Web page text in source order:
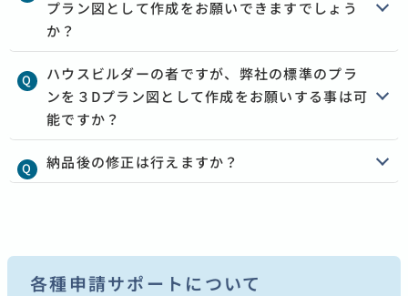
プラン図として作成をお願いできますでしょう
か？
ハウスビルダーの者ですが、弊社の標準のプラ
ンを３Dプラン図として作成をお願いする事は可
能ですか？
納品後の修正は行えますか？
各種申請サポートについて